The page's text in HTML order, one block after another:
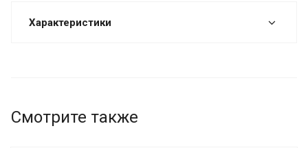
Характеристики
Смотрите также